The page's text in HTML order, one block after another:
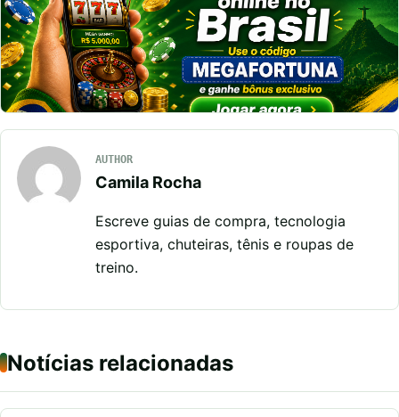
AUTHOR
Camila Rocha
Escreve guias de compra, tecnologia
esportiva, chuteiras, tênis e roupas de
treino.
Notícias relacionadas